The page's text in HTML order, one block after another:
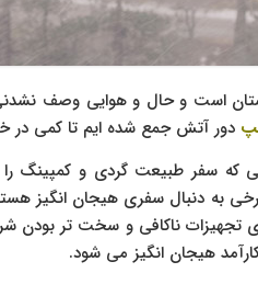
است و حال و هوایی وصف نشدنی
دور آتش جمع شده ایم تا کمی
سفر طبیعت گردی و کمپینگ را
به دنبال سفری هیجان انگیز
تجهیزات ناکافی و سخت تر بودن
هیجان انگیز می شود.